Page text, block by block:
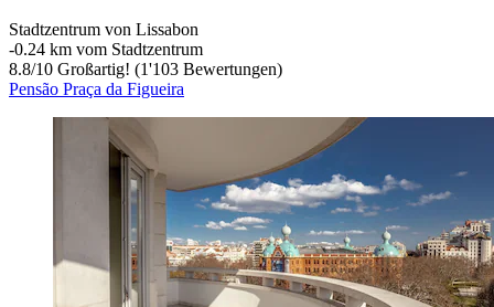
Stadtzentrum von Lissabon
‐0.24 km vom Stadtzentrum
8.8/10 Großartig! (1'103 Bewertungen)
Pensão Praça da Figueira